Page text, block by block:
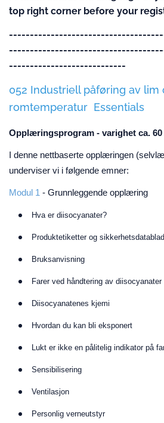
top right corner before your
----------------------------
052 Industriell påføring av lim
romtemperatur Essentials
Opplæringsprogram - varighet ca.
I denne nettbaserte opplæringen
underviser vi i følgende emner:
Modul 1 - Grunnleggende opplæring
Hva er diisocyanater?
Produktetiketter og sikkerhetsdatablad
Bruksanvisning
Farer ved håndtering av diisocyanater
Diisocyanatenes kjemi
Hvordan du kan bli eksponert
Lukt er ikke en pålitelig indikator på
Sensibilisering
Ventilasjon
Personlig verneutstyr